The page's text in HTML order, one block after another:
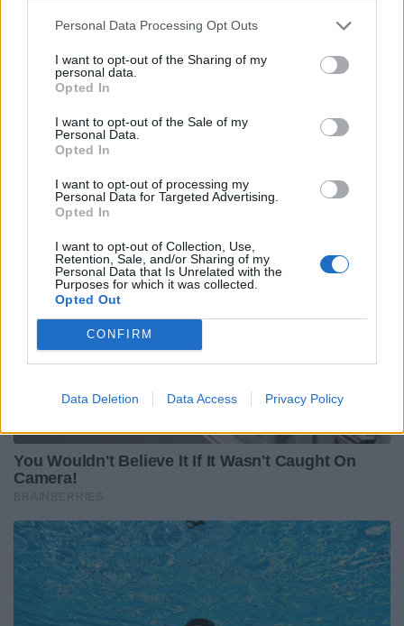
Personal Data Processing Opt Outs
I want to opt-out of the Sharing of my
personal data.
Opted In
I want to opt-out of the Sale of my
Personal Data.
Opted In
I want to opt-out of processing my
Personal Data for Targeted Advertising.
Opted In
I want to opt-out of Collection, Use,
Retention, Sale, and/or Sharing of my
Personal Data that Is Unrelated with the
Purposes for which it was collected.
Opted Out
CONFIRM
Data Deletion Data Access Privacy Policy